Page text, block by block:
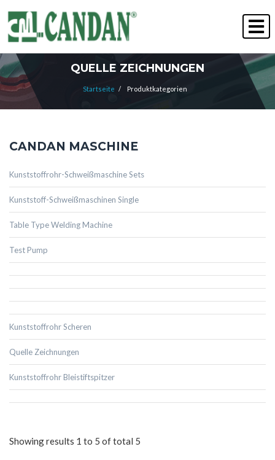
" Qualität gewinnt immer "
QUELLE ZEICHNUNGEN
Startseite / Produktkategorien
CANDAN MASCHINE
Kunststoffrohr-Schweißmaschine Sets
Kunststoff-Schweißmaschinen Single
Table Type Welding Machine
Test Pump
Kunststoffrohr Scheren
Quelle Zeichnungen
Kunststoffrohr Bleistiftspitzer
Showing results 1 to 5 of total 5